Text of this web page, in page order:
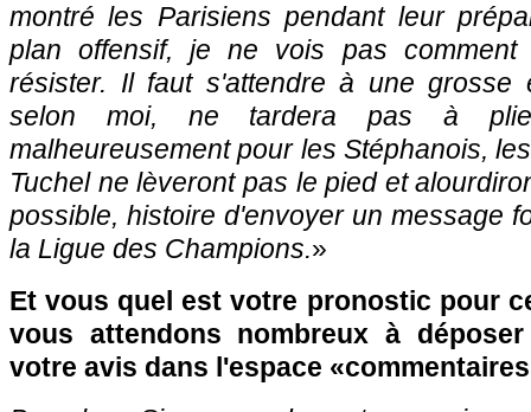
montré les Parisiens pendant leur
plan offensif, je ne vois pas comment
résister. Il faut s'attendre à une grosse
selon moi, ne tardera pas à
malheureusement pour les Stéphanois,
Tuchel ne lèveront pas le pied et
possible, histoire d'envoyer un message
la Ligue des Champions.»
Et vous quel est votre pronostic pour
vous attendons nombreux à
votre avis dans l'espace